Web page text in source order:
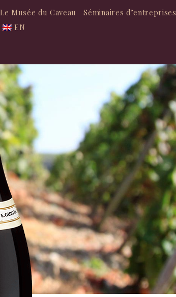
Le Musée du Caveau Séminaires d’entreprises
EN